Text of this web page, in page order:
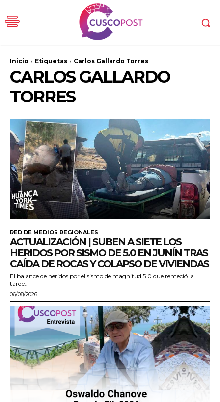
Inicio Etiquetas Carlos Gallardo Torres
CARLOS GALLARDO
TORRES
RED DE MEDIOS REGIONALES
ACTUALIZACIÓN | SUBEN A SIETE LOS
HERIDOS POR SISMO DE 5.0 EN JUNÍN TRAS
CAÍDA DE ROCAS Y COLAPSO DE VIVIENDAS
El balance de heridos por el sismo de magnitud 5.0 que remeció la
tarde...
06/08/2026